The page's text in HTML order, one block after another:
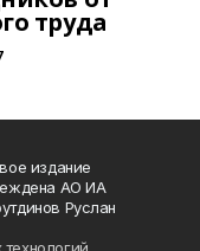
труда
издание
АО ИА
Руслан